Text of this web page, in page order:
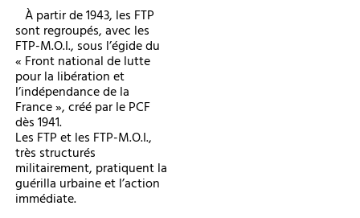
À partir de 1943, les FTP
sont regroupés, avec les
FTP-M.O.I., sous l’égide du
« Front national de lutte
pour la libération et
l’indépendance de la
France », créé par le PCF
dès 1941.
Les FTP et les FTP-M.O.I.,
très structurés
militairement, pratiquent la
guérilla urbaine et l’action
immédiate.